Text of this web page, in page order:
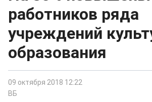
работников ряда
учреждений
образования
09 октября 2018 12:22
ВБ